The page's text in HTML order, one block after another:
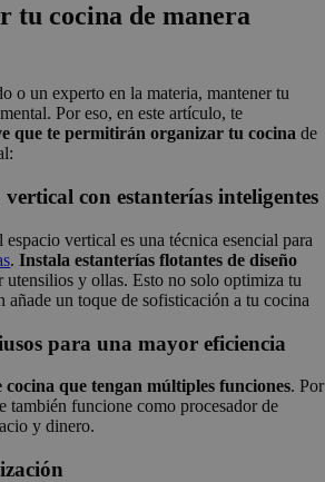
tu cocina de manera
o un experto en la materia, mantener tu
Por eso, en este artículo, te
que te permitirán organizar tu cocinade
con estanterías inteligentes
vertical es una técnica esencial para
.Instala estanterías flotantes de diseño
utensilios y ollas. Esto no solo optimiza tu
añade un toque de sofisticación a tu cocina
para una mayor eficiencia
que tengan múltiples funciones. Por
también funcione como procesador de
y dinero.